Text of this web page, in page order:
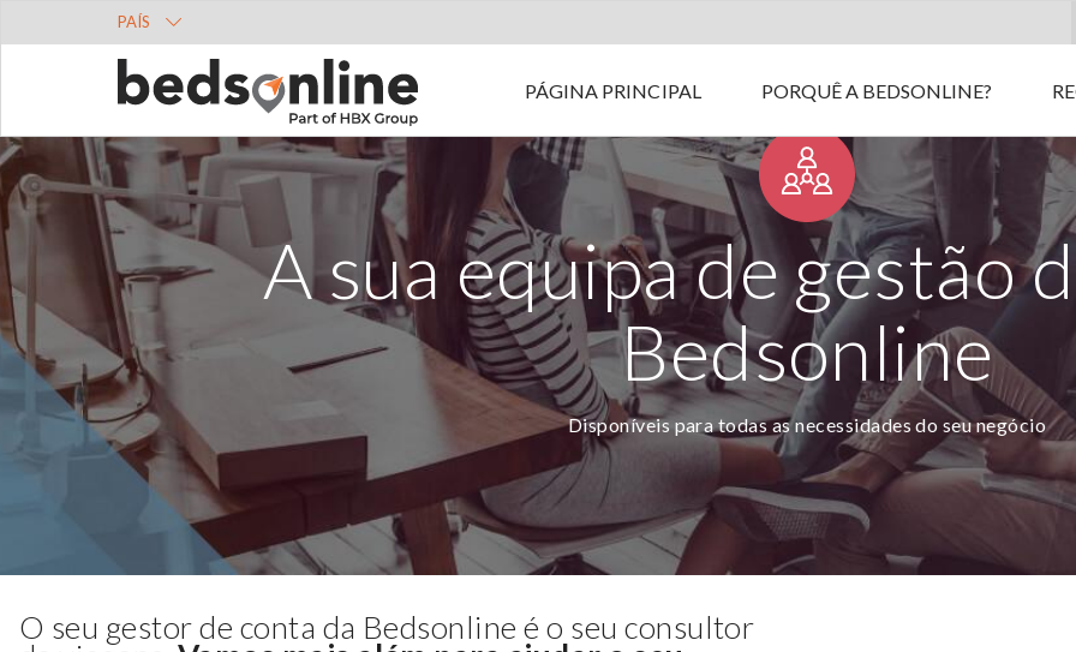
PAÍS
PÁGINA PRINCIPAL PORQUÊ A BEDSONLINE?
A sua equipa de gestão
Bedsonline
Disponíveis para todas as necessidades do seu negócio
O seu gestor de conta da Bedsonline é o seu consultor